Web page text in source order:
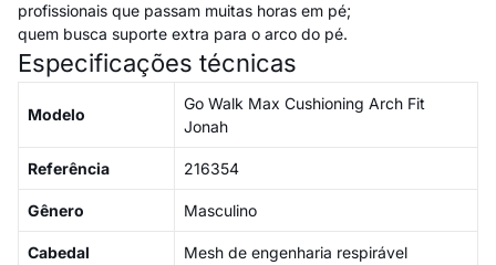
profissionais que passam muitas horas em pé;
quem busca suporte extra para o arco do pé.
Especificações técnicas
Modelo
Go Walk Max Cushioning Arch Fit
Jonah
Referência 216354
Gênero Masculino
Cabedal Mesh de engenharia respirável